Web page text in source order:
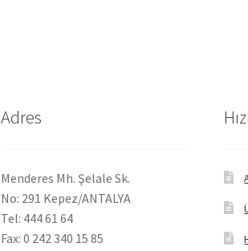
Adres
Menderes Mh. Şelale Sk.
No: 291 Kepez/ANTALYA
Tel: 444 61 64
Fax: 0 242 340 15 85